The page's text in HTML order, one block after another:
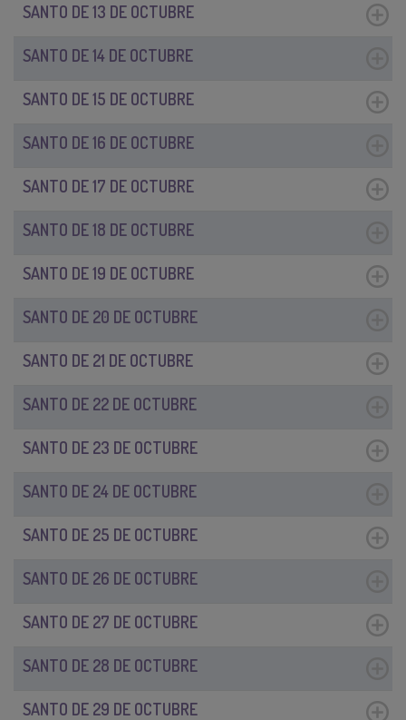
SANTO DE 13 DE OCTUBRE
SANTO DE 14 DE OCTUBRE
SANTO DE 15 DE OCTUBRE
SANTO DE 16 DE OCTUBRE
SANTO DE 17 DE OCTUBRE
SANTO DE 18 DE OCTUBRE
SANTO DE 19 DE OCTUBRE
SANTO DE 20 DE OCTUBRE
SANTO DE 21 DE OCTUBRE
SANTO DE 22 DE OCTUBRE
SANTO DE 23 DE OCTUBRE
SANTO DE 24 DE OCTUBRE
SANTO DE 25 DE OCTUBRE
SANTO DE 26 DE OCTUBRE
SANTO DE 27 DE OCTUBRE
SANTO DE 28 DE OCTUBRE
SANTO DE 29 DE OCTUBRE